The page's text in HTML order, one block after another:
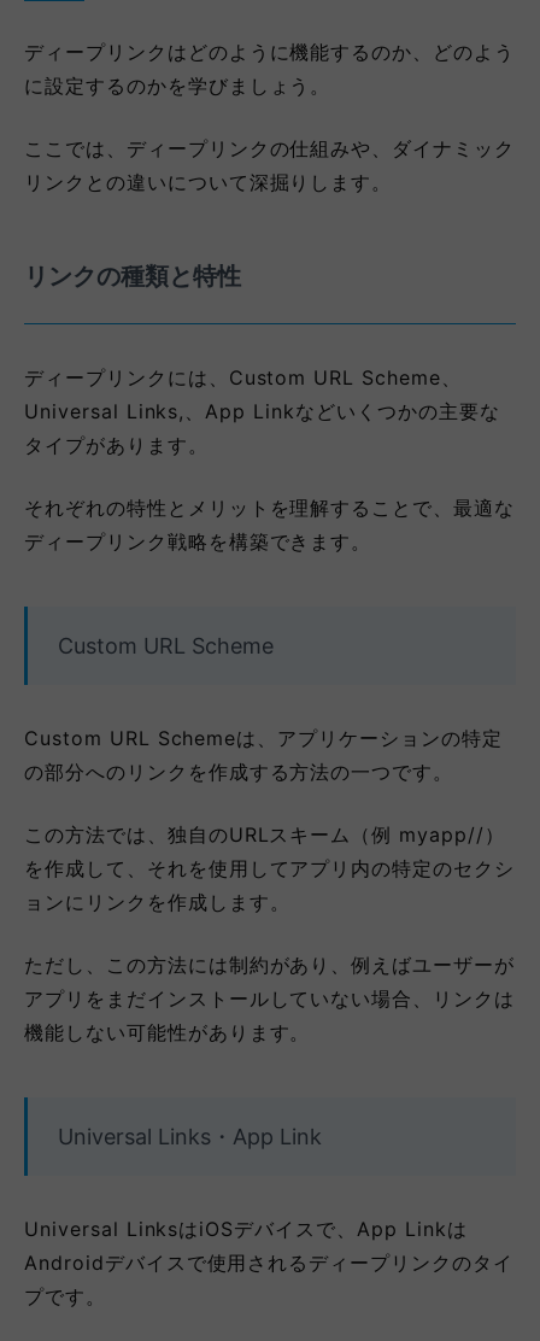
ディープリンクはどのように機能するのか、どのよう
に設定するのかを学びましょう。
ここでは、ディープリンクの仕組みや、ダイナミック
リンクとの違いについて深掘りします。
リンクの種類と特性
ディープリンクには、Custom URL Scheme、
Universal Links,、App Linkなどいくつかの主要な
タイプがあります。
それぞれの特性とメリットを理解することで、最適な
ディープリンク戦略を構築できます。
Custom URL Scheme
Custom URL Schemeは、アプリケーションの特定
の部分へのリンクを作成する方法の一つです。
この方法では、独自のURLスキーム（例 myapp//）
を作成して、それを使用してアプリ内の特定のセクシ
ョンにリンクを作成します。
ただし、この方法には制約があり、例えばユーザーが
アプリをまだインストールしていない場合、リンクは
機能しない可能性があります。
Universal Links・App Link
Universal LinksはiOSデバイスで、App Linkは
Androidデバイスで使用されるディープリンクのタイ
プです。